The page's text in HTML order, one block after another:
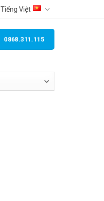
Tiếng Việt
0868.311.115